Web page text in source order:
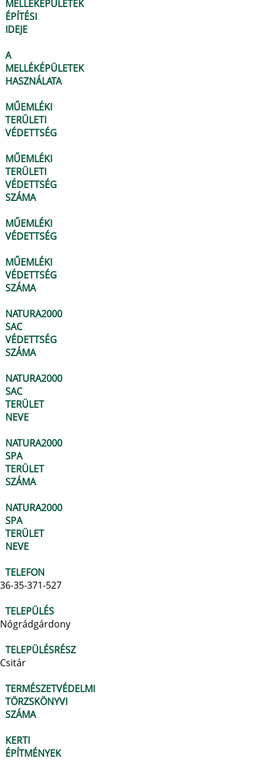
MELLÉKÉPÜLETEK
ÉPÍTÉSI
IDEJE
A
MELLÉKÉPÜLETEK
HASZNÁLATA
MŰEMLÉKI
TERÜLETI
VÉDETTSÉG
MŰEMLÉKI
TERÜLETI
VÉDETTSÉG
SZÁMA
MŰEMLÉKI
VÉDETTSÉG
MŰEMLÉKI
VÉDETTSÉG
SZÁMA
NATURA2000
SAC
VÉDETTSÉG
SZÁMA
NATURA2000
SAC
TERÜLET
NEVE
NATURA2000
SPA
TERÜLET
SZÁMA
NATURA2000
SPA
TERÜLET
NEVE
TELEFON
36-35-371-527
TELEPÜLÉS
Nógrádgárdony
TELEPÜLÉSRÉSZ
Csitár
TERMÉSZETVÉDELMI
TÖRZSKÖNYVI
SZÁMA
KERTI
ÉPÍTMÉNYEK